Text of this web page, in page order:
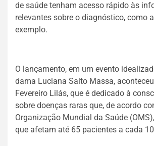
de saúde tenham acesso rápido às
relevantes sobre o diagnóstico, como
exemplo.
O lançamento, em um evento
dama Luciana Saito Massa,
Fevereiro Lilás, que é dedicado à
sobre doenças raras que, de acordo
Organização Mundial da Saúde
que afetam até 65 pacientes a cada